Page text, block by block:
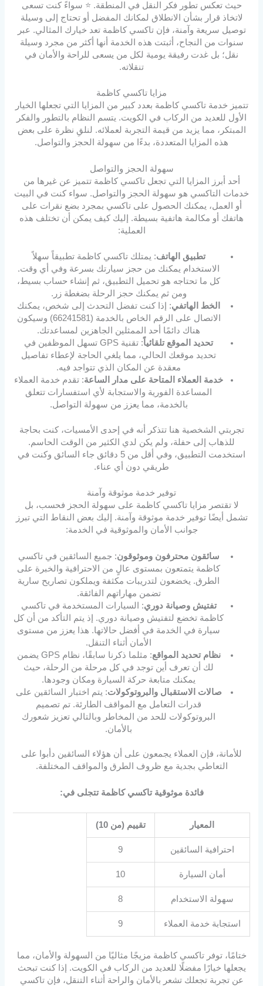
حيث تعكس تطور فكر النقل في المنطقة. ⭐ سواءً كنت تسعى
لاتخاذ قرار بشأن الانطلاق لمكانك المفضل أو تحتاج إلى وسيلة
توصيل سريعة وآمنة، فإن تاكسي كاظمة تعد خيارك المثالي. عبر
سنوات من النجاح، أثبتت هذه الخدمة أنها أكثر من مجرد وسيلة
نقل؛ بل غدت رفيقة يومية لكل من يسعى للراحة والأمان في
تنقلاته.
مزايا تاكسي كاظمة
تتميز خدمة تاكسي كاظمة بعدد كبير من المزايا التي تجعلها الخيار
الأول للعديد من الركاب في الكويت. يتسم النظام بالتطور والفكر
المبتكر، مما يزيد من قيمة التجربة لعملائه. لنلقِ نظرة على بعض
هذه المزايا المتعددة، بدءًا من سهولة الحجز والتواصل.
سهولة الحجز والتواصل
أحد أبرز المزايا التي تجعل تاكسي كاظمة تتميز عن غيرها من
خدمات التاكسي هو سهولة الحجز والتواصل. سواء كنت في البيت
أو العمل، يمكنك الحصول على تاكسي بمجرد بضع نقرات على
هاتفك أو مكالمة هاتفية بسيطة. إليك كيف يمكن أن تختلف هذه
العملية:
تطبيق الهاتف: يمتلك تاكسي كاظمة تطبيقاً سهلاً
الاستخدام يمكنك من حجز سيارتك بسرعة وفي أي وقت.
كل ما تحتاجه هو تحميل التطبيق، ثم إنشاء حساب بسيط،
ومن ثم يمكنك حجز الرحلة بضغطة زر.
الخط الهاتفي: إذا كنت تفضل التحدث إلى شخص، يمكنك
الاتصال على الرقم الخاص بالخدمة (66241581) وسيكون
هناك دائمًا أحد الممثلين الجاهزين لمساعدتك.
تحديد الموقع تلقائياً
: تقنية GPS تسهل الموظفين في
تحديد موقعك الحالي، مما يلغي الحاجة لإعطاء تفاصيل
معقدة عن المكان الذي تتواجد فيه.
خدمة العملاء المتاحة على مدار الساعة: تقدم خدمة العملاء
المساعدة الفورية والاستجابة لأي استفسارات تتعلق
بالخدمة، مما يعزز من سهولة التواصل.
تجربتي الشخصية هنا تتذكر أنه في إحدى الأمسيات، كنت بحاجة
للذهاب إلى حفلة، ولم يكن لدي الكثير من الوقت الحاسم.
استخدمت التطبيق، وفي أقل من 5 دقائق جاء السائق وكنت في
طريقي دون أي عناء.
توفير خدمة موثوقة وآمنة
لا تقتصر مزايا تاكسي كاظمة على سهولة الحجز فحسب، بل
تشمل أيضًا توفير خدمة موثوقة وآمنة. إليك بعض النقاط التي تبرز
جوانب الأمان والموثوقية في الخدمة:
سائقون محترفون وموثوقون: جميع السائقين في تاكسي
كاظمة يتمتعون بمستوى عالٍ من الاحترافية والخبرة على
الطرق. يخضعون لتدريبات مكثفة ويملكون تصاريح سارية
تضمن مهاراتهم الفائقة.
تفتيش وصيانة دوري: السيارات المستخدمة في تاكسي
كاظمة تخضع لتفتيش وصيانة دوري. إذ يتم التأكد من أن كل
سيارة في الخدمة في أفضل حالاتها. هذا يعزز من مستوى
الأمان أثناء التنقل.
نظام تحديد المواقع
: مثلما ذكرنا سابقًا، نظام GPS يضمن
لك أن تعرف أين توجد في كل مرحلة من الرحلة، حيث
يمكنك متابعة حركة السيارة ومكان وجودها.
صالات الاستقبال والبروتوكولات: يتم اختبار السائقين على
قدرات التعامل مع المواقف الطارئة. تم تصميم
البروتوكولات للحد من المخاطر وبالتالي تعزيز شعورك
بالأمان.
للأمانة، فإن العملاء يجمعون على أن هؤلاء السائقين دأبوا على
التعاطي بجدية مع ظروف الطرق والمواقف المختلفة.
فائدة موثوقية تاكسي كاظمة تتجلى في:
المعيار تقييم (من 10)
احترافية السائقين 9
أمان السيارة 10
سهولة الاستخدام 8
استجابة خدمة العملاء 9
ختامًا، توفر تاكسي كاظمة مزيجًا مثاليًا من السهولة والأمان، مما
يجعلها خيارًا مفضلًا للعديد من الركاب في الكويت. إذا كنت تبحث
عن تجربة تجعلك تشعر بالأمان والراحة أثناء التنقل، فإن تاكسي